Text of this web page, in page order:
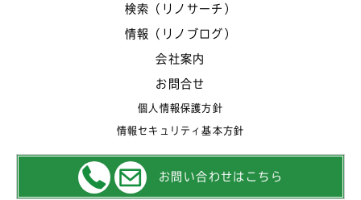
検索（リノサーチ）
情報（リノブログ）
会社案内
お問合せ
個人情報保護方針
情報セキュリティ基本方針
お問い合わせはこちら